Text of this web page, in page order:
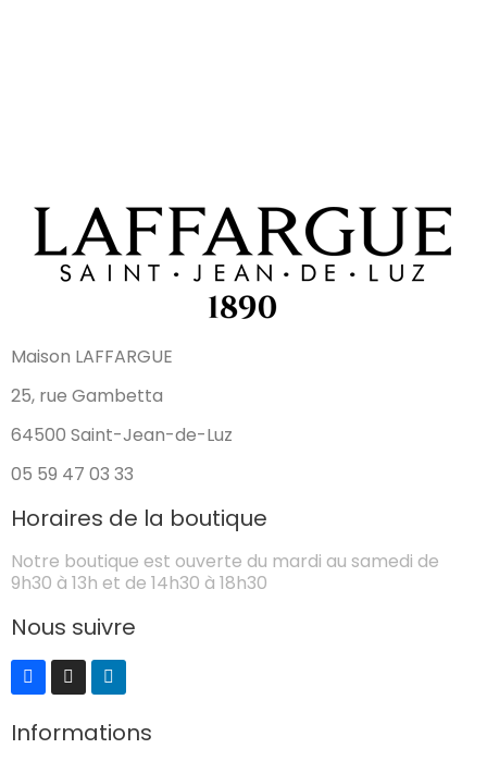
Maison LAFFARGUE
25, rue Gambetta
64500 Saint-Jean-de-Luz
05 59 47 03 33
Horaires de la boutique
Notre boutique est ouverte du mardi au samedi de
9h30 à 13h et de 14h30 à 18h30
Nous suivre
Informations